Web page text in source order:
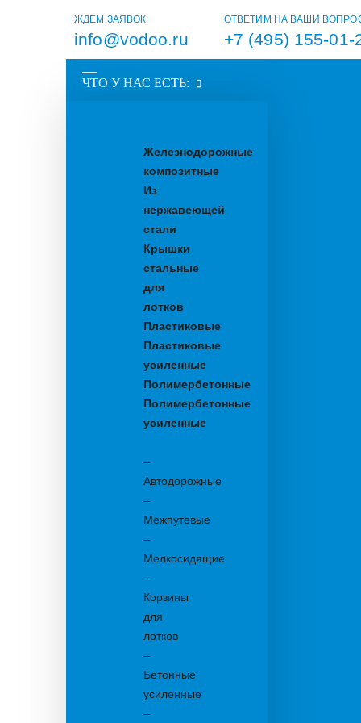
ЖДЕМ ЗАЯВОК:
info@vodoo.ru
ОТВЕТИМ НА ВАШИ
+7 (495) 155-01-
ЧТО У НАС ЕСТЬ:
Железнодорожные
композитные
Из
нержавеющей
стали
Крышки
стальные
для
лотков
Пластиковые
Пластиковые
усиленные
Полимербетонные
Полимербетонные
усиленные
–
Автодорожные
–
Межпутевые
–
Мелкосидящие
–
Корзины
для
лотков
–
Бетонные
усиленные
–